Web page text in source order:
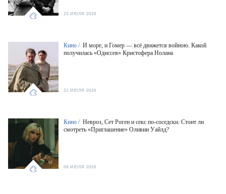
23 ИЮЛЯ 2026
Кино / И море, и Гомер — всё движется войною. Какой
получилась «Одиссея» Кристофера Нолана
21 ИЮЛЯ 2026
Кино / Невроз, Сет Роген и секс по-соседски. Стоит ли
смотреть «Приглашение» Оливии Уайлд?
08 ИЮЛЯ 2026